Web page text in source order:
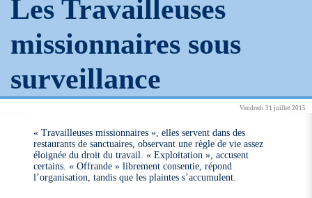
Les Travailleuses
missionnaires sous
surveillance
Vendredi 31 juillet 2015
« Travailleuses missionnaires », elles servent dans des
restaurants de sanctuaires, observant une règle de vie assez
éloignée du droit du travail. « Exploitation », accusent
certains. « Offrande » librement consentie, répond
l’organisation, tandis que les plaintes s’accumulent.